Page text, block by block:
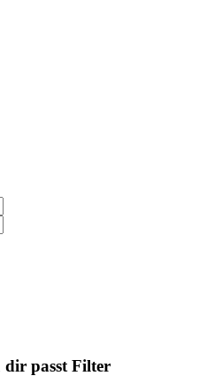
dir passt Filter